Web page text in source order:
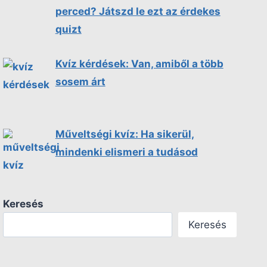
perced? Játszd le ezt az érdekes
quizt
Kvíz kérdések: Van, amiből a több
sosem árt
Műveltségi kvíz: Ha sikerül,
mindenki elismeri a tudásod
Keresés
Keresés